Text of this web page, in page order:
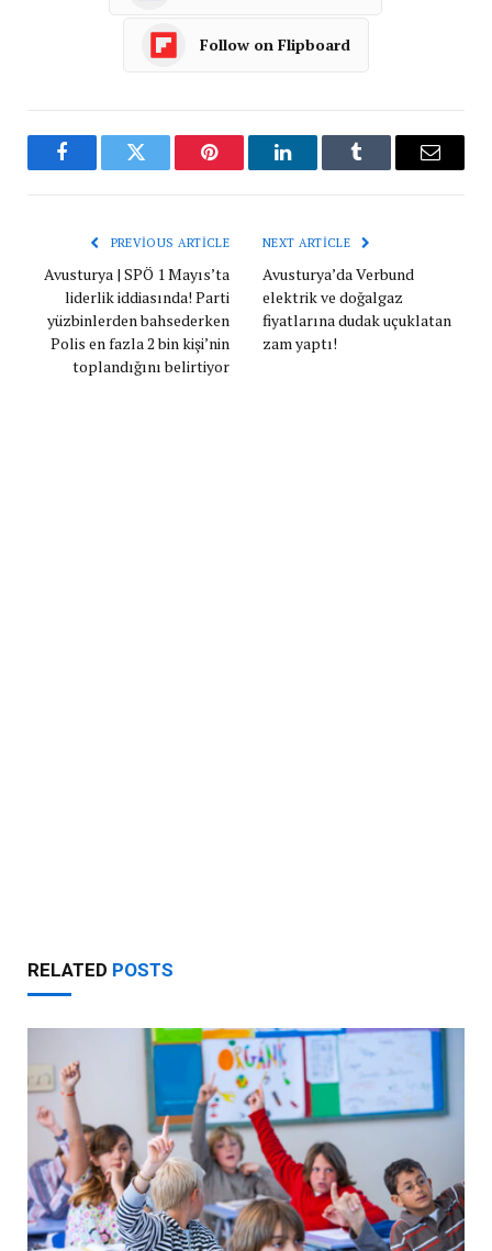
Follow on Flipboard
FacebookTwitter Pinterest LinkedInTumblr Email
PREVIOUS ARTICLE
Avusturya | SPÖ 1 Mayıs’ta
liderlik iddiasında! Parti
yüzbinlerden bahsederken
Polis en fazla 2 bin kişi’nin
toplandığını belirtiyor
NEXT ARTICLE
Avusturya’da Verbund
elektrik ve doğalgaz
fiyatlarına dudak uçuklatan
zam yaptı!
RELATED POSTS